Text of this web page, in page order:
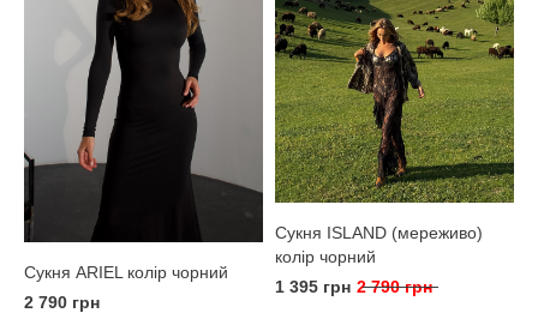
Сукня ARIEL колір чорний
2 790 грн
Сукня ISLAND (мереживо)
колір чорний
1 395 грн 2 790 грн